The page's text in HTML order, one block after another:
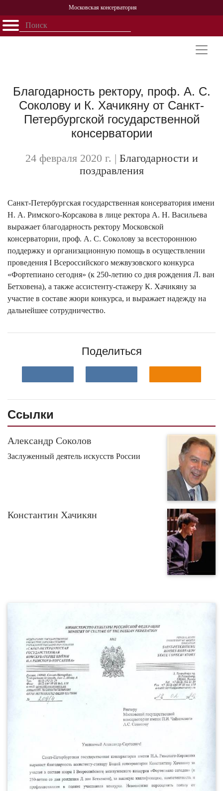
Московская консерватория
Открыть - закрыть
Персоналии
История
Благодарность ректору, проф. А. С.
Соколову и К. Хачикяну от Санкт-
Петербургской государственной
консерватории
24 февраля 2020 г. | Благодарности и
поздравления
Санкт-Петербургская государственная консерватория имени
Н. А. Римского-Корсакова в лице ректора А. Н. Васильева
выражает благодарность ректору Московской
консерватории, проф. А. С. Соколову за всестороннюю
поддержку и организационную помощь в осуществлении
проведения I Всероссийского межвузовского конкурса
«Фортепиано сегодня» (к 250-летию со дня рождения Л. ван
Бетховена), а также ассистенту-стажеру К. Хачикяну за
участие в составе жюри конкурса, и выражает надежду на
дальнейшее сотрудничество.
Поделиться
Ссылки
Александр Соколов
Заслуженный деятель искусств России
Константин Хачикян